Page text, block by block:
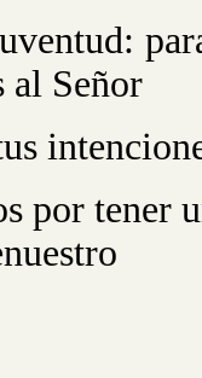
al Señor
por tener